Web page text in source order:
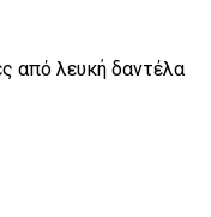
από λευκή δαντέλα